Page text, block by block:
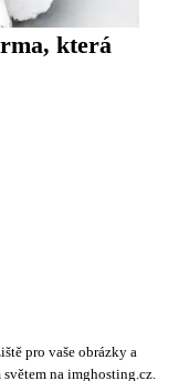
která
pro vaše obrázky a
na imghosting.cz.